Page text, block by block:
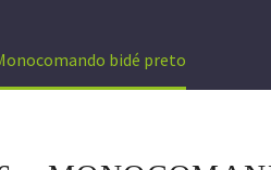
bidé preto